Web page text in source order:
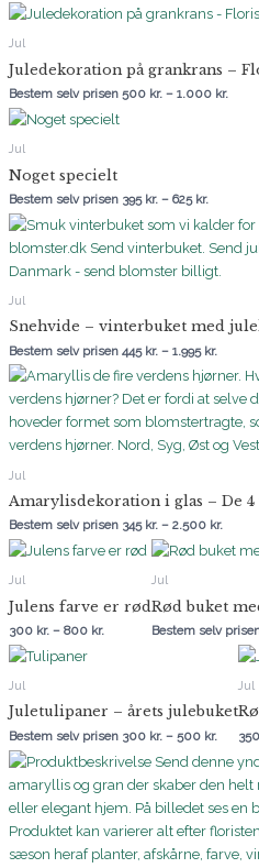
Jul
Juledekoration på grankrans –
Bestem selv prisen 500 kr. – 1.000 kr.
Jul
Noget specielt
Bestem selv prisen 395 kr. – 625 kr.
Jul
Snehvide – vinterbuket med
Bestem selv prisen 445 kr. – 1.995 kr.
445 kr.
til
1.995 kr.
Jul
Amarylisdekoration i glas – De
Bestem selv prisen 345 kr. – 2.500 kr.
til
2.500
Jul
Julens farve er rød
300 kr. – 800 kr.
Prisinterval:
Jul
Rød buket
Bestem selv
Jul
Juletulipaner – årets julebuket
Bestem selv prisen 300 kr. – 500 kr.
300 kr.
Jul
350
225 kr.
til
565 kr.